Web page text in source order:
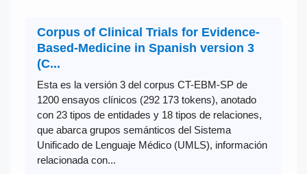
Corpus of Clinical Trials for Evidence-
Based-Medicine in Spanish version 3
(C...
Esta es la versión 3 del corpus CT-EBM-SP de
1200 ensayos clínicos (292 173 tokens), anotado
con 23 tipos de entidades y 18 tipos de relaciones,
que abarca grupos semánticos del Sistema
Unificado de Lenguaje Médico (UMLS), información
relacionada con...